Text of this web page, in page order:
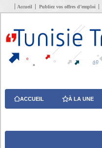
Accueil Publiez vos offres d’emploi
ACCUEIL À LA UNE